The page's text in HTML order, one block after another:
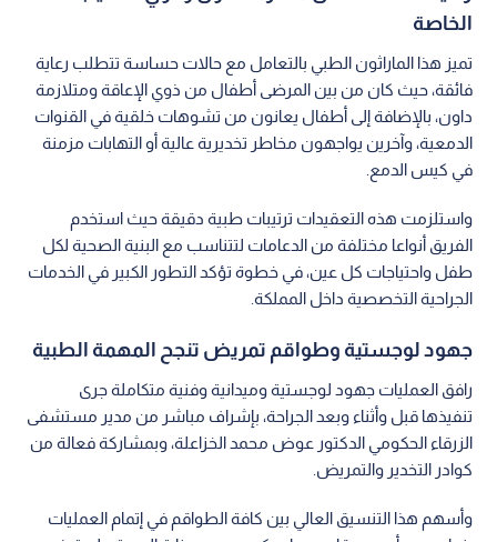
الخاصة
تميز هذا الماراثون الطبي بالتعامل مع حالات حساسة تتطلب رعاية
فائقة، حيث كان من بين المرضى أطفال من ذوي الإعاقة ومتلازمة
داون، بالإضافة إلى أطفال يعانون من تشوهات خلقية في القنوات
الدمعية، وآخرين يواجهون مخاطر تخديرية عالية أو التهابات مزمنة
في كيس الدمع.
واستلزمت هذه التعقيدات ترتيبات طبية دقيقة حيث استخدم
الفريق أنواعا مختلفة من الدعامات لتتناسب مع البنية الصحية لكل
طفل واحتياجات كل عين، في خطوة تؤكد التطور الكبير في الخدمات
الجراحية التخصصية داخل المملكة.
جهود لوجستية وطواقم تمريض تنجح المهمة الطبية
رافق العمليات جهود لوجستية وميدانية وفنية متكاملة جرى
تنفيذها قبل وأثناء وبعد الجراحة، بإشراف مباشر من مدير مستشفى
الزرقاء الحكومي الدكتور عوض محمد الخزاعلة، وبمشاركة فعالة من
كوادر التخدير والتمريض.
وأسهم هذا التنسيق العالي بين كافة الطواقم في إتمام العمليات